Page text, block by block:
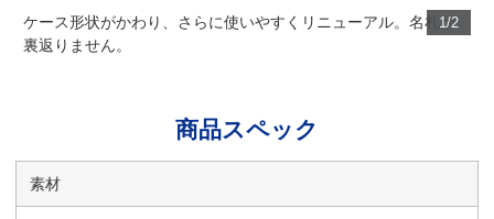
1/2
ケース形状がかわり、さらに使いやすくリニューアル。名札が
裏返りません。
商品スペック
素材